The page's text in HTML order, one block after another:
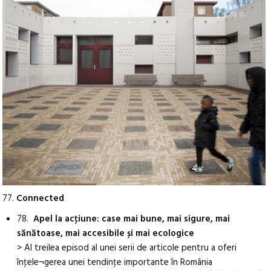
77. Connected
78.Apel la acţiune: case mai bune, mai sigure, mai
sănătoase, mai accesibile și mai ecologice
> Al treilea episod al unei serii de articole pentru a oferi
înţele¬gerea unei tendinţe importante în România